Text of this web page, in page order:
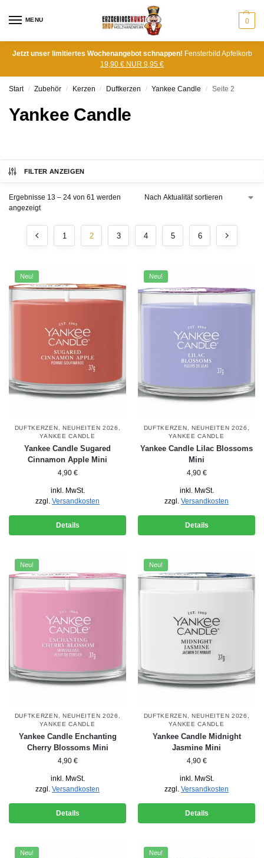
MENU 0
Jetzt unser limitiertes Wochenangebot schnappen! Fensterbild Apfelkorb
19,90 € NUR 9,95 €
Start / Zubehör / Kerzen / Duftkerzen / Yankee Candle / Seite 2
Yankee Candle
FILTER ANZEIGEN
Ergebnisse 13 – 24 von 61 werden
angezeigt
1 2 3 4 5 6
Neu!
DUFTKERZEN NEUHEITEN 2026
YANKEE CANDLE
Yankee Candle Sugared
Cinnamon Apple Mini
4,90 €
inkl. MwSt.
zzgl. Versandkosten
Details
Neu!
DUFTKERZEN NEUHEITEN 2026
YANKEE CANDLE
Yankee Candle Lilac Blossoms
Mini
4,90 €
inkl. MwSt.
zzgl. Versandkosten
Details
Neu!
DUFTKERZEN , NEUHEITEN 2026 ,
YANKEE CANDLE
Yankee Candle Enchanting
Cherry Blossoms Mini
4,90 €
inkl. MwSt.
zzgl. Versandkosten
Details
Neu!
DUFTKERZEN , NEUHEITEN 2026 ,
YANKEE CANDLE
Yankee Candle Midnight
Jasmine Mini
4,90 €
inkl. MwSt.
zzgl. Versandkosten
Details
Neu! Neu!